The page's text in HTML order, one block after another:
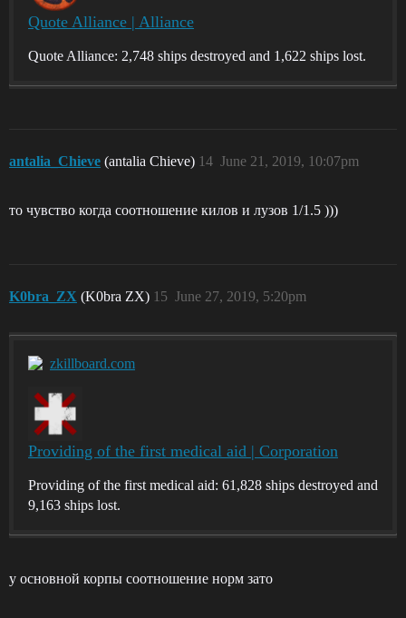
Quote Alliance | Alliance
Quote Alliance: 2,748 ships destroyed and 1,622 ships lost.
antalia_Chieve (antalia Chieve) June 21, 2019, 10:07pm
14
то чувство когда соотношение килов и лузов 1/1.5 )))
K0bra_ZX (K0bra ZX) June 27, 2019, 5:20pm
15
zkillboard.com
Providing of the first medical aid | Corporation
Providing of the first medical aid: 61,828 ships destroyed and
9,163 ships lost.
у основной корпы соотношение норм зато